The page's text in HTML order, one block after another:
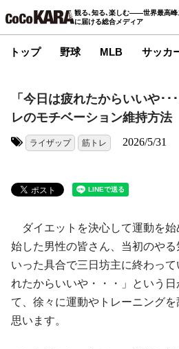
観る､知る､楽しむ――世界最高峰
に届ける総合メディア
トップ 野球 MLB サッカ
「今日は疲れたからいいや･･
レのモチベーション維持方法
ライザップ 筋トレ 2026/5/31
ダイエットを決心して運動を始
始した男性の皆さん、当初のや
いった具合で三日坊主に終わっ
れたからいいや・・・」という
て、徐々に運動やトレーニング
思います。